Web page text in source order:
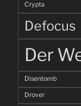
Crypta
Defocus
Der
Disentomb
Drover